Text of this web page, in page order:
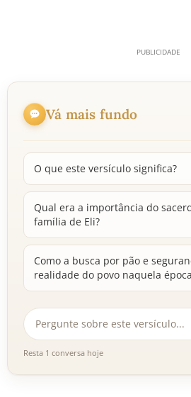
Vá mais fundo
O que este versículo significa?
Qual era a importância do
família de Eli?
Como a busca por pão e
realidade do povo naquela
Resta 1 conversa hoje